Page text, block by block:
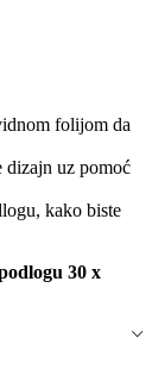
folijom da
uz pomoć
kako biste
30 x